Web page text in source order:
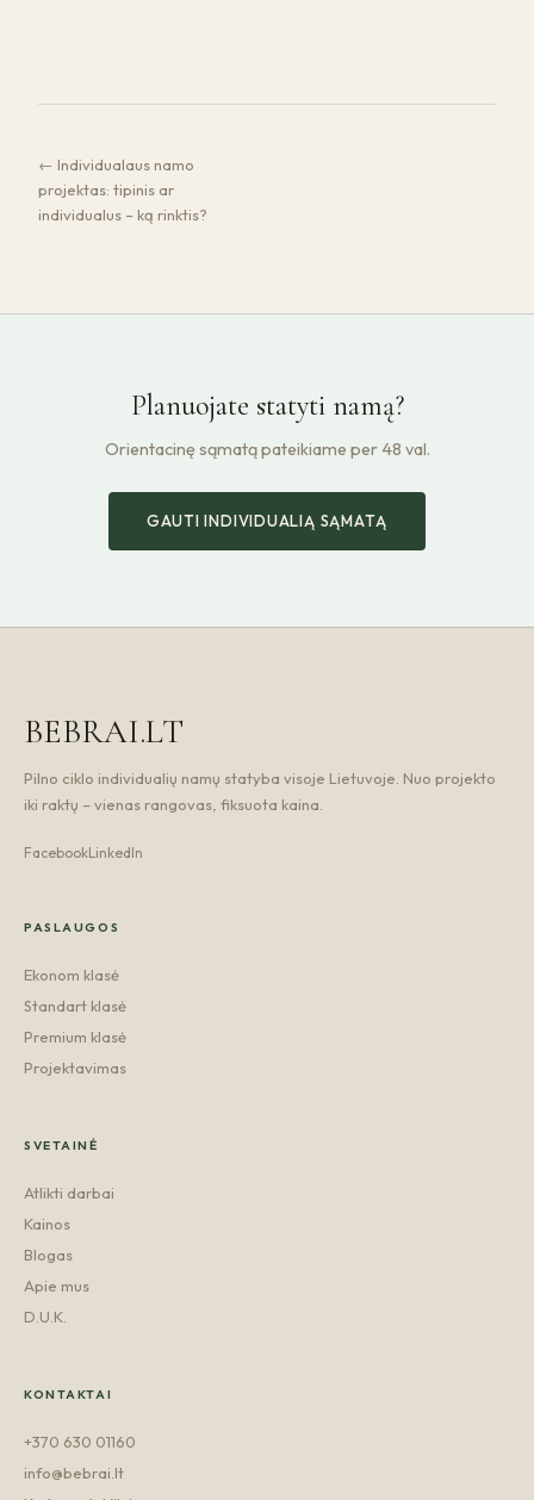
← Individualaus namo
projektas: tipinis ar
individualus – ką rinktis?
Planuojate statyti namą?
Orientacinę sąmatą pateikiame per 48 val.
GAUTI INDIVIDUALIĄ SĄMATĄ
BEBRAI.LT
Pilno ciklo individualių namų statyba visoje Lietuvoje. Nuo projekto
iki raktų – vienas rangovas, fiksuota kaina.
FacebookLinkedIn
PASLAUGOS
Ekonom klasė
Standart klasė
Premium klasė
Projektavimas
SVETAINĖ
Atlikti darbai
Kainos
Blogas
Apie mus
D.U.K.
KONTAKTAI
+370 630 01160
info@bebrai.lt